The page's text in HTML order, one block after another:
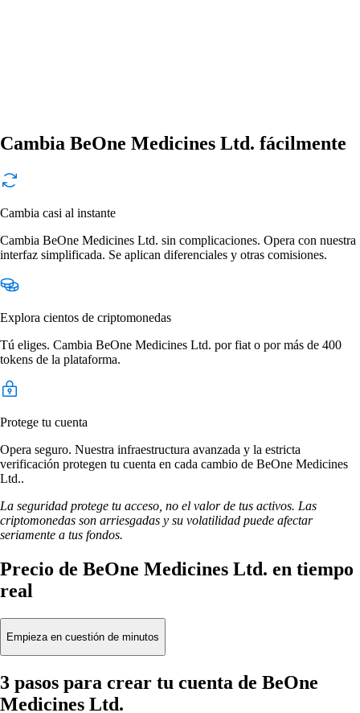
Cambia BeOne Medicines Ltd. fácilmente
Cambia casi al instante
Cambia BeOne Medicines Ltd. sin complicaciones. Opera con nuestra
interfaz simplificada. Se aplican diferenciales y otras comisiones.
Explora cientos de criptomonedas
Tú eliges. Cambia BeOne Medicines Ltd. por fiat o por más de 400
tokens de la plataforma.
Protege tu cuenta
Opera seguro. Nuestra infraestructura avanzada y la estricta
verificación protegen tu cuenta en cada cambio de BeOne Medicines
Ltd..
La seguridad protege tu acceso, no el valor de tus activos. Las
criptomonedas son arriesgadas y su volatilidad puede afectar
seriamente a tus fondos.
Precio de BeOne Medicines Ltd. en tiempo
real
Empieza en cuestión de minutos
3 pasos para crear tu cuenta de BeOne
Medicines Ltd.